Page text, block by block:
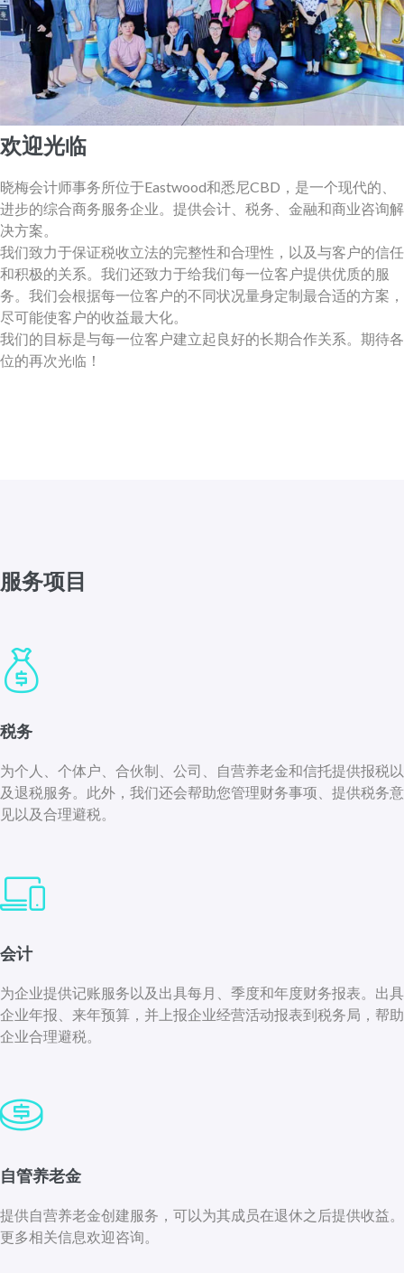
欢迎光临
晓梅会计师事务所位于Eastwood和悉尼CBD，是一个现代的、
进步的综合商务服务企业。提供会计、税务、金融和商业咨询解
决方案。
我们致力于保证税收立法的完整性和合理性，以及与客户的信任
和积极的关系。我们还致力于给我们每一位客户提供优质的服
务。我们会根据每一位客户的不同状况量身定制最合适的方案，
尽可能使客户的收益最大化。
我们的目标是与每一位客户建立起良好的长期合作关系。期待各
位的再次光临！
服务项目
税务
为个人、个体户、合伙制、公司、自营养老金和信托提供报税以
及退税服务。此外，我们还会帮助您管理财务事项、提供税务意
见以及合理避税。
会计
为企业提供记账服务以及出具每月、季度和年度财务报表。出具
企业年报、来年预算，并上报企业经营活动报表到税务局，帮助
企业合理避税。
自管养老金
提供自营养老金创建服务，可以为其成员在退休之后提供收益。
更多相关信息欢迎咨询。